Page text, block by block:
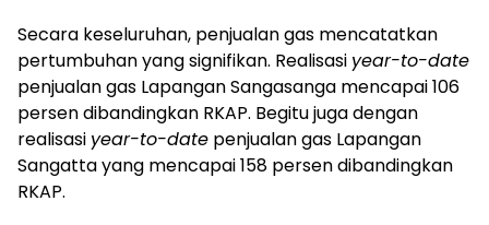
Secara keseluruhan, penjualan gas mencatatkan
pertumbuhan yang signifikan. Realisasi year-to-date
penjualan gas Lapangan Sangasanga mencapai 106
persen dibandingkan RKAP. Begitu juga dengan
realisasi year-to-date penjualan gas Lapangan
Sangatta yang mencapai 158 persen dibandingkan
RKAP.